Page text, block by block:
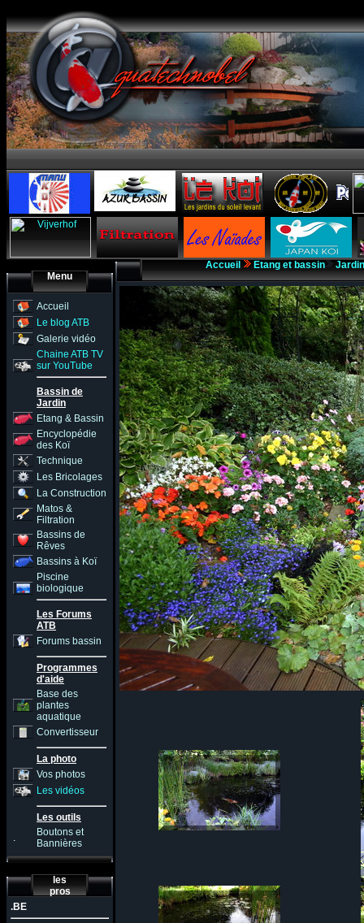
Menu
Accueil
Le blog ATB
Galerie vidéo
Chaine ATB TV
sur YouTube
Bassin de
Jardin
Etang & Bassin
Encyclopédie
des Koï
Technique
Les Bricolages
La Construction
Matos &
Filtration
Bassins de
Rêves
Bassins à Koï
Piscine
biologique
Les Forums
ATB
Forums bassin
Programmes
d'aide
Base des
plantes
aquatique
Convertisseur
La photo
Vos photos
Les vidéos
Les outils
.
Boutons et
Bannières
les
pros
.BE
Accueil Etang et bassin